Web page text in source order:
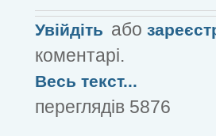
Увійдіть або
коментарі.
Весь текст...
переглядів 5876